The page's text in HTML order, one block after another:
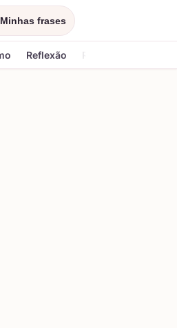
texto
Minhas frases
Reflexão Religiosa